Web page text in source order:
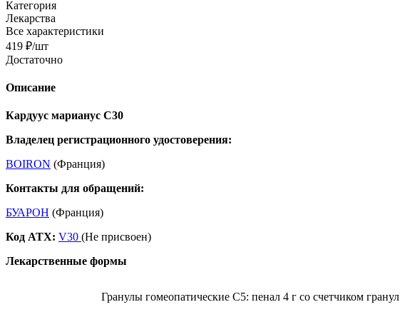
Категория
Лекарства
Все характеристики
419 ₽/шт
Достаточно
Описание
Кардуус марианус С30
Владелец регистрационного удостоверения:
BOIRON (Франция)
Контакты для обращений:
БУАРОН (Франция)
Код ATX: V30 (Не присвоен)
Лекарственные формы
Гранулы гомеопатические C5: пенал 4 г со счетчиком гранул